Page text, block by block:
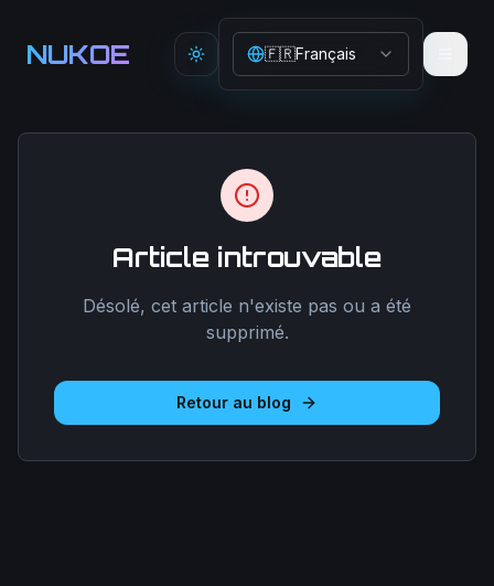
NUKOE Toggle theme
🇫🇷Français
Article introuvable
Désolé, cet article n'existe pas ou a été
supprimé.
Retour au blog